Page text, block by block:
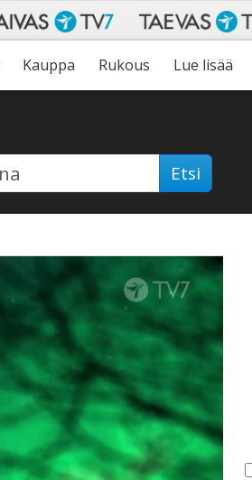
Kauppa Rukous Lue lisää
Etsi